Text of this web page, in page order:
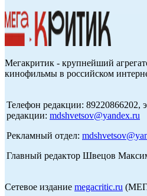
Мегакритик - крупнейший
кинофильмы в российском
Телефон редакции: 89220866202,
редакции: mdshvetsov@yandex.ru
Рекламный отдел:
Главный редактор Швецов
Сетевое издание megacritic.ru